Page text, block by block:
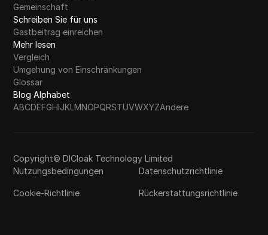
Gemeinschaft
Schreiben Sie für uns
Gastbeitrag einreichen
Mehr lesen
Vergleich
Umgehung von Einschränkungen
Glossar
Blog Alphabet
ABCDEFGHIJKLMNOPQRSTUVWXYZAndere
Copyright© DICloak Technology Limited
Nutzungsbedingungen
Datenschutzrichtlinie
Cookie-Richtlinie Rückerstattungsrichtlinie